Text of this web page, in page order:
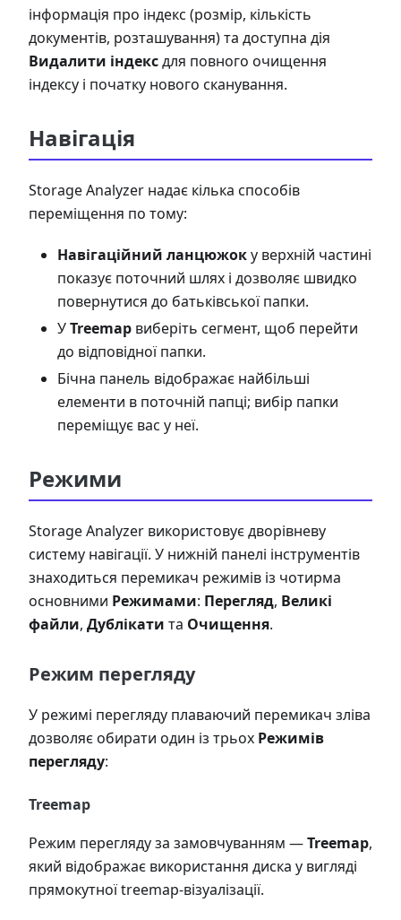
інформація про індекс (розмір, кількість
документів, розташування) та доступна дія
Видалити індексдля повного очищення
індексу і початку нового сканування.
Навігація
Storage Analyzer надає кілька способів
переміщення по тому:
Навігаційний ланцюжоку верхній частині
показує поточний шлях і дозволяє швидко
повернутися до батьківської папки.
УTreemap виберіть сегмент, щоб перейти
до відповідної папки.
Бічна панель відображає найбільші
елементи в поточній папці; вибір папки
переміщує вас у неї.
Режими
Storage Analyzer використовує дворівневу
систему навігації. У нижній панелі інструментів
знаходиться перемикач режимів із чотирма
основними Режимами: Перегляд, Великі
файли, Дублікати та Очищення.
Режим перегляду
У режимі перегляду плаваючий перемикач зліва
дозволяє обирати один із трьох Режимів
перегляду:
Treemap
Режим перегляду за замовчуванням —Treemap,
який відображає використання диска у вигляді
прямокутної treemap-візуалізації.